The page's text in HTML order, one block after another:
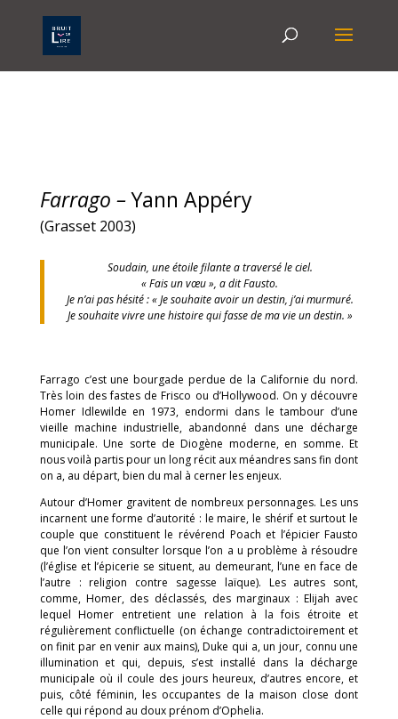
Farrago –Yann Appéry
(Grasset 2003)
Soudain, une étoile filante a traversé le ciel.
« Fais un vœu », a dit Fausto.
Je n’ai pas hésité : « Je souhaite avoir un destin, j’ai murmuré.
Je souhaite vivre une histoire qui fasse de ma vie un destin. »
Farrago c’est une bourgade perdue de la Californie du nord.
Très loin des fastes de Frisco ou d’Hollywood. On y découvre
Homer Idlewilde en 1973, endormi dans le tambour d’une
vieille machine industrielle, abandonné dans une décharge
municipale. Une sorte de Diogène moderne, en somme. Et
nous voilà partis pour un long récit aux méandres sans fin dont
on a, au départ, bien du mal à cerner les enjeux.
Autour d’Homer gravitent de nombreux personnages. Les uns
incarnent une forme d’autorité : le maire, le shérif et surtout le
couple que constituent le révérend Poach et l’épicier Fausto
que l’on vient consulter lorsque l’on a u problème à résoudre
(l’église et l’épicerie se situent, au demeurant, l’une en face de
l’autre : religion contre sagesse laïque). Les autres sont,
comme, Homer, des déclassés, des marginaux : Elijah avec
lequel Homer entretient une relation à la fois étroite et
régulièrement conflictuelle (on échange contradictoirement et
on finit par en venir aux mains), Duke qui a, un jour, connu une
illumination et qui, depuis, s’est installé dans la décharge
municipale où il coule des jours heureux, d’autres encore, et
puis, côté féminin, les occupantes de la maison close dont
celle qui répond au doux prénom d’Ophelia.